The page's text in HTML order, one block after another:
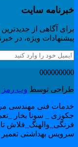
سایت
آگاهی از جدیدترین
ویژه، در
توسطوب رمز
فنی مهندسی
_ سونا بخار
بهداشتی تعمیر